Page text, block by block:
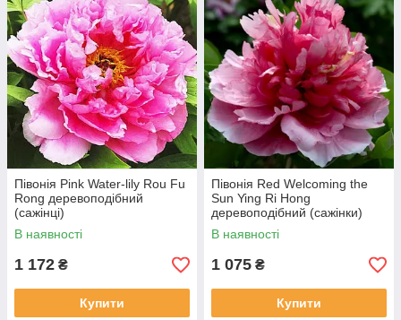
Півонія Pink Water-lily Rou Fu
Rong деревоподібний
(сажінці)
В наявності
1 172 ₴
Купити
Півонія Red Welcoming the
Sun Ying Ri Hong
деревоподібний (сажінки)
В наявності
1 075 ₴
Купити